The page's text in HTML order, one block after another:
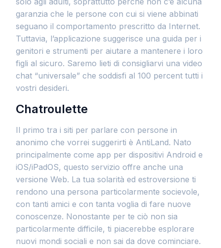
garanzia che le persone con cui si viene abbinati
seguano il comportamento prescritto da Internet.
Tuttavia, l’applicazione suggerisce una guida per i
genitori e strumenti per aiutare a mantenere i loro
figli al sicuro. Saremo lieti di consigliarvi una video
chat “universale” che soddisfi al 100 percent tutti i
vostri desideri.
Chatroulette
Il primo tra i siti per parlare con persone in
anonimo che vorrei suggerirti è AntiLand. Nato
principalmente come app per dispositivi Android e
iOS/iPadOS, questo servizio offre anche una
versione Web. La tua solarità ed estroversione ti
rendono una persona particolarmente socievole,
con tanti amici e con tanta voglia di fare nuove
conoscenze. Nonostante per te ciò non sia
particolarmente difficile, ti piacerebbe esplorare
nuovi mondi sociali e non sai da dove cominciare.